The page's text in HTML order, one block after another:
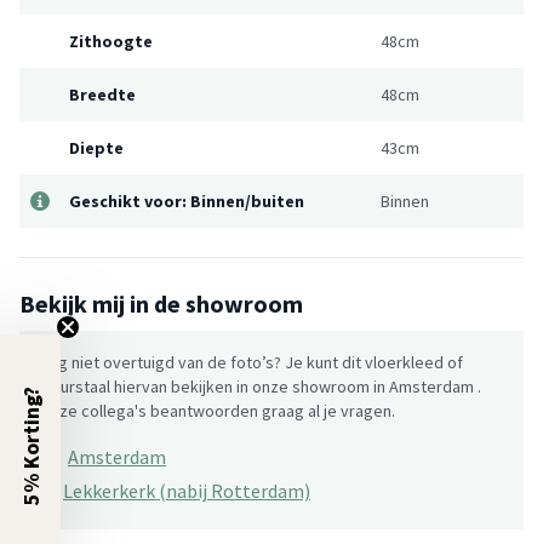
Zithoogte 48cm
Breedte 48cm
Diepte 43cm
Geschikt voor: Binnen/buiten Binnen
Bekijk mij in de showroom
Nog niet overtuigd van de foto’s? Je kunt dit vloerkleed of
kleurstaal hiervan bekijken in onze showroom in Amsterdam .
Onze collega's beantwoorden graag al je vragen.
Amsterdam
Lekkerkerk (nabij Rotterdam)
5% Korting?